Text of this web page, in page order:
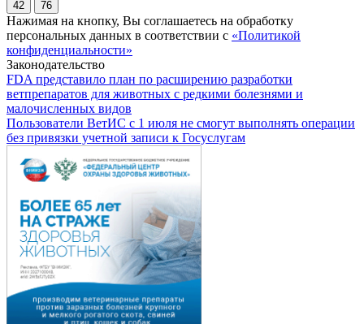
42 76
Нажимая на кнопку, Вы соглашаетесь на обработку
персональных данных в соответствии с «Политикой
конфиденциальности»
Законодательство
FDA представило план по расширению разработки
ветпрепаратов для животных с редкими болезнями и
малочисленных видов
Пользователи ВетИС с 1 июля не смогут выполнять операции
без привязки учетной записи к Госуслугам